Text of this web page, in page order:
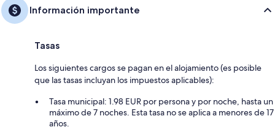
Información importante
Tasas
Los siguientes cargos se pagan en el alojamiento (es posible
que las tasas incluyan los impuestos aplicables):
Tasa municipal: 1.98 EUR por persona y por noche, hasta un
máximo de 7 noches. Esta tasa no se aplica a menores de 17
años.